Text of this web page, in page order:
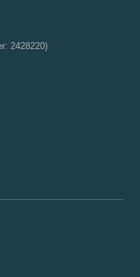
2428220)